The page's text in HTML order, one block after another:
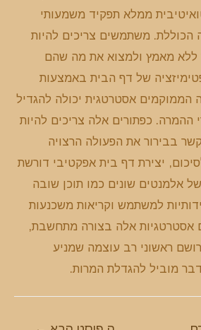
ממלא תפקיד משמעותי
הכוללת. משתמשים צריכים להיות
ללא מאמץ ולמצוא את מה שהם
של דף הבית באמצעות
הממוקמים אסטרטגית יכולה להגדיל
ההמרה. כפתורים אלה צריכים להיות
בבירור את הפעולה הרצויה
יצירת דף בית אפקטיבי דורשת
אלמנטים שונים כמו תוכן שובה
למשתמש וקריאות משכנעות
אסטרטגיות אלה בצורה מתחשבת,
ראשוני רב עוצמה שמניע
מוביל להגדלת המרות.